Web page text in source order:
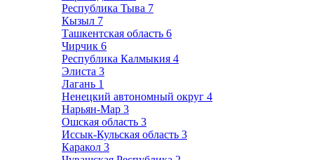
Республика Тыва 7
Кызыл 7
Ташкентская область 6
Чирчик 6
Республика Калмыкия 4
Элиста 3
Лагань 1
Ненецкий автономный округ 4
Нарьян-Мар 3
Ошская область 3
Иссык-Кульская область 3
Каракол 3